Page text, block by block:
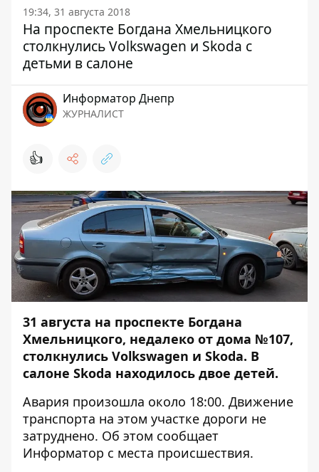
19:34, 31 августа 2018
На проспекте Богдана Хмельницкого
столкнулись Volkswagen и Skoda с
детьми в салоне
Информатор Днепр
ЖУРНАЛИСТ
👍
31 августа на проспекте Богдана
Хмельницкого, недалеко от дома №107,
столкнулись Volkswagen и Skoda. В
салоне Skoda находилось двое детей.
Авария произошла около 18:00. Движение
транспорта на этом участке дороги не
затруднено. Об этом сообщает
Информатор с места происшествия.